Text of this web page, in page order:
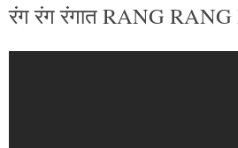
रंग रंग रंगात RANG